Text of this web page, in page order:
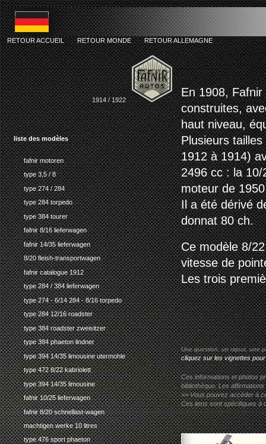
liste des modèles
fafnir motoren
type 3,5 / 8
type 274 / 284
type 284 torpedo
type 384 tourer
fafnir 8/16 lieferwagen
fafnir 14/35 lieferwagen
8/20 fleish-transportwagen
fafnir catalogue 1912
type 284 / 384 lieferwagen
type 274 - 6/14 284 - 8/16 torpedo
type 284 12/16 roadster
type 384 roadster zweisitzer
type 384 phaeton lindner
type 394 14/35 limousine utermohle
type 472 8/22 kabriolett
type 394 14/35 limousine
fafnir 10/25 lieferwagen
fafnir 8/20 schnellast-wagen
machtigen werke 10 litres
type 476 sport phaeton
RETOUR ACCUEIL-RETOUR MONDE-RETOUR ALLEMAGNE
1914 / 1922
En 1908,
construites,
haut niveau,
Plusieurs
1912 à 1914)
2496 cc : la 10/
moteur de
Il a été dérivé
donnat 80 ch.
Ce modèle 8/
vitesse de
Les trois
Une question, un rajout, une
cliquez sur les vignettes
Ces informations et photos
bibliothèque. Les
>> Vous pouvez accéder à
Ces liens sont spécifiques à